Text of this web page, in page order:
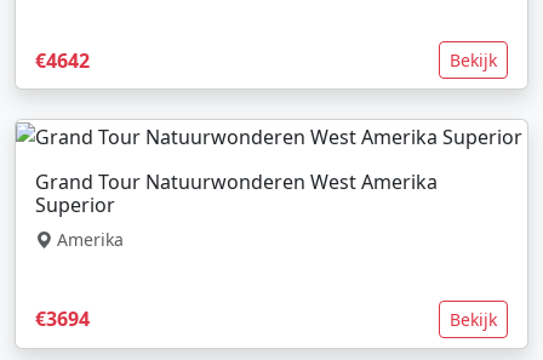
€4642 Bekijk
Grand Tour Natuurwonderen West Amerika
Superior
Amerika
€3694 Bekijk